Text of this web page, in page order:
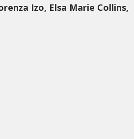
Izo, Elsa Marie Collins,